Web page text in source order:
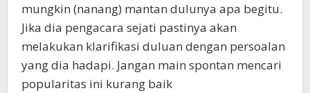
mungkin (nanang) mantan dulunya apa begitu.
Jika dia pengacara sejati pastinya akan
melakukan klarifikasi duluan dengan persoalan
yang dia hadapi. Jangan main spontan mencari
popularitas ini kurang baik